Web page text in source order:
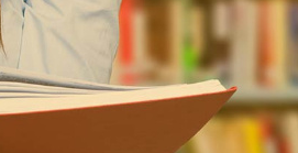
Votre Panier